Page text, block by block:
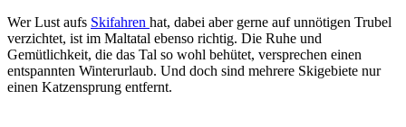
Wer Lust aufs Skifahren hat, dabei aber gerne auf unnötigen Trubel
verzichtet, ist im Maltatal ebenso richtig. Die Ruhe und
Gemütlichkeit, die das Tal so wohl behütet, versprechen einen
entspannten Winterurlaub. Und doch sind mehrere Skigebiete nur
einen Katzensprung entfernt.